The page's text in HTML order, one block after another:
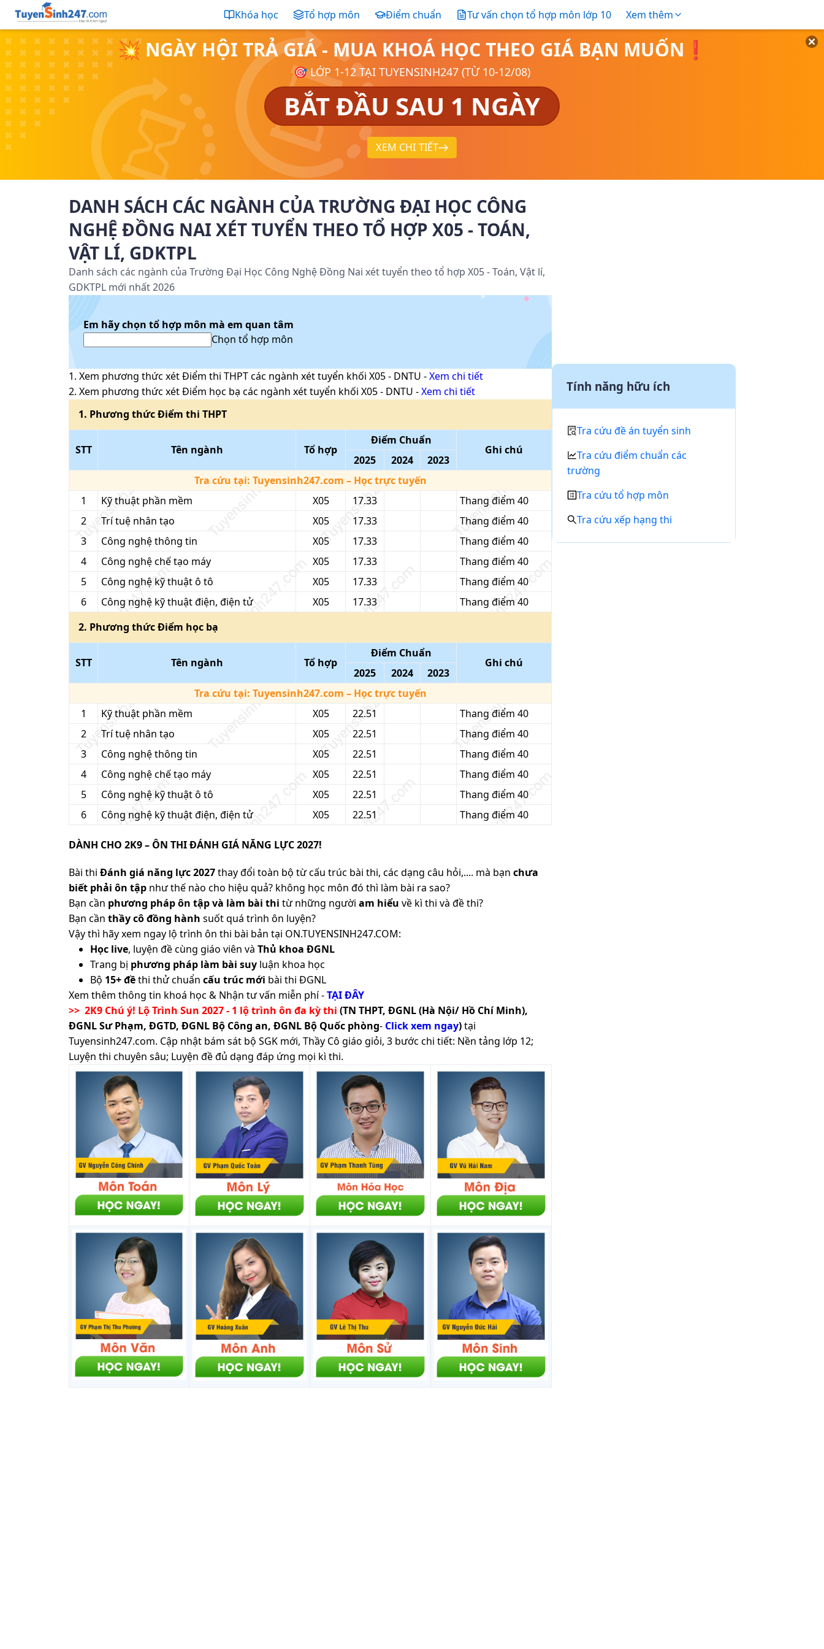
Khóa học Tổ hợp môn Điểm chuẩn Tư vấn chọn tổ hợp môn lớp 10 Xem thêm
💥 NGÀY HỘI TRẢ GIÁ - MUA KHOÁ HỌC THEO GIÁ BẠN MUỐN❗
🎯 LỚP 1-12 TẠI TUYENSINH247 (TỪ 10-12/08)
BẮT ĐẦU SAU 1 NGÀY
XEM CHI TIẾT
DANH SÁCH CÁC NGÀNH CỦA TRƯỜNG ĐẠI HỌC CÔNG
NGHỆ ĐỒNG NAI XÉT TUYỂN THEO TỔ HỢP X05 - TOÁN,
VẬT LÍ, GDKTPL
Danh sách các ngành của Trường Đại Học Công Nghệ Đồng Nai xét tuyển theo tổ hợp X05 - Toán, Vật lí,
GDKTPL mới nhất 2026
Em hãy chọn tổ hợp môn mà em quan tâm
Chọn tổ hợp môn
1. Xem phương thức xétĐiểm thi THPTcác ngành xét tuyển khối X05- DNTU -Xem chi tiết
2. Xem phương thức xétĐiểm học bạ các ngành xét tuyển khối X05- DNTU -Xem chi tiết
1. Phương thứcĐiểm thi THPT
STT Tên ngành Tổ hợp
Điểm Chuẩn
Ghi chú
2025 2024
2023
Tra cứu tại: Tuyensinh247.com – Học trực tuyến
1
Kỹ thuật phần mềm X05 17.33
Thang điểm 40
2
Trí tuệ nhân tạo X05 17.33
Thang điểm 40
3
Công nghệ thông tin X05 17.33
Thang điểm 40
4
Công nghệ chế tạo máy X05 17.33
Thang điểm 40
5
Công nghệ kỹ thuật ô tô X05 17.33
Thang điểm 40
6
Công nghệ kỹ thuật điện, điện tử X05 17.33
Thang điểm 40
2. Phương thứcĐiểm học bạ
STT Tên ngành Tổ hợp
Điểm Chuẩn
Ghi chú
2025 2024
2023
Tra cứu tại: Tuyensinh247.com – Học trực tuyến
1
Kỹ thuật phần mềm X05 22.51
Thang điểm 40
2
Trí tuệ nhân tạo X05 22.51
Thang điểm 40
3
Công nghệ thông tin X05 22.51
Thang điểm 40
4
Công nghệ chế tạo máy X05 22.51
Thang điểm 40
5
Công nghệ kỹ thuật ô tô X05 22.51
Thang điểm 40
6
Công nghệ kỹ thuật điện, điện tử X05 22.51 Thang điểm 40
DÀNH CHO 2K9 – ÔN THI ĐÁNH GIÁ NĂNG LỰC 2027!
Bài thi Đánh giá năng lực 2027thay đổi toàn bộ từ cấu trúc bài thi, các dạng câu hỏi,.... mà bạn chưa
biết phải ôn tập như thế nào cho hiệu quả? không học môn đó thì làm bài ra sao?
Bạn cần phương pháp ôn tập và làm bài thi từ những người am hiểu về kì thi và đề thi?
Bạn cần thầy cô đồng hành suốt quá trình ôn luyện?
Vậy thì hãy xem ngay lộ trình ôn thi bài bản tại ON.TUYENSINH247.COM:
Học live, luyện đề cùng giáo viên và Thủ khoa ĐGNL
Trang bị phương pháp làm bài suy luận khoa học
Bộ 15+ đềthi thử chuẩn cấu trúc mới bài thi ĐGNL
Xem thêm thông tin khoá học & Nhận tư vấn miễn phí -TẠI ĐÂY
>> 2K9 Chú ý! Lộ Trình Sun 2027 - 1 lộ trình ôn đa kỳ thi (TN THPT, ĐGNL (Hà Nội/ Hồ Chí Minh),
ĐGNL Sư Phạm, ĐGTD, ĐGNL Bộ Công an, ĐGNL Bộ Quốc phòng- Click xem ngay)tại
Tuyensinh247.com. Cập nhật bám sát bộ SGK mới, Thầy Cô giáo giỏi, 3 bước chi tiết: Nền tảng lớp 12;
Luyện thi chuyên sâu; Luyện đề đủ dạng đáp ứng mọi kì thi.
Tính năng hữu ích
Tra cứu đề án tuyển sinh
Tra cứu điểm chuẩn các
trường
Tra cứu tổ hợp môn
Tra cứu xếp hạng thi